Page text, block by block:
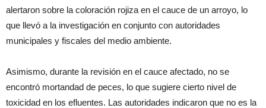
alertaron sobre la coloración rojiza en el cauce de un arroyo, lo
que llevó a la investigación en conjunto con autoridades
municipales y fiscales del medio ambiente.
Asimismo, durante la revisión en el cauce afectado, no se
encontró mortandad de peces, lo que sugiere cierto nivel de
toxicidad en los efluentes. Las autoridades indicaron que no es la